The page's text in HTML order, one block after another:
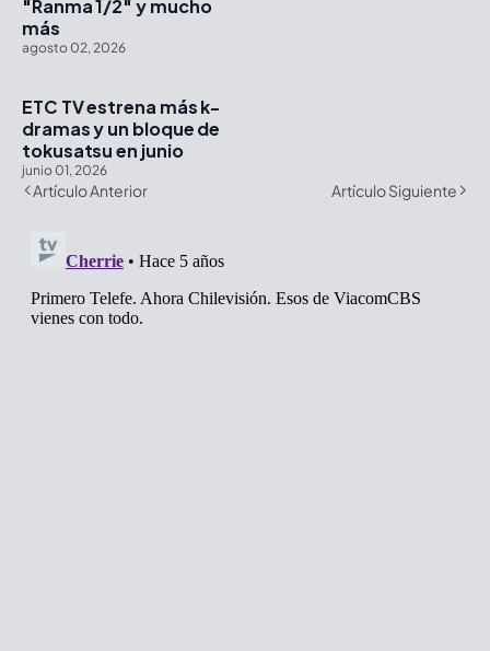
"Ranma 1/2" y mucho
más
agosto 02, 2026
ETC TV estrena más k-
dramas y un bloque de
tokusatsu en junio
junio 01, 2026
Artículo Anterior Artículo Siguiente